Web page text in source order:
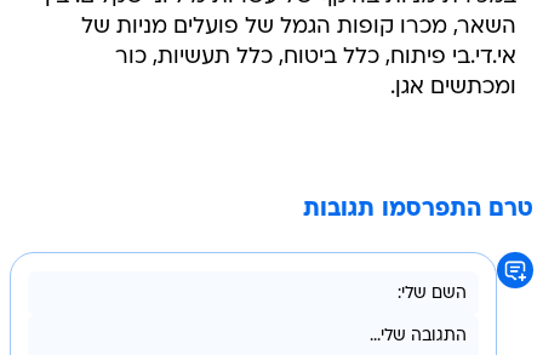
השאר, מכרו קופות הגמל של פועלים מניות של
אי.די.בי פיתוח, כלל ביטוח, כלל תעשיות, כור
ומכתשים אגן.
טרם התפרסמו תגובות